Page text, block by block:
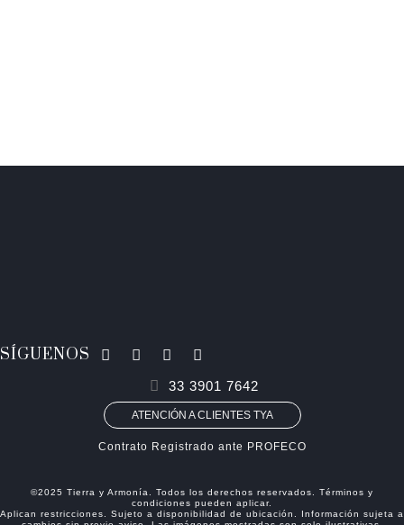
SÍGUENOS
33 3901 7642
ATENCIÓN A CLIENTES TYA
Contrato Registrado ante PROFECO
©2025 Tierra y Armonía. Todos los derechos reservados. Términos y
condiciones pueden aplicar.
Aplican restricciones. Sujeto a disponibilidad de ubicación. Información sujeta a